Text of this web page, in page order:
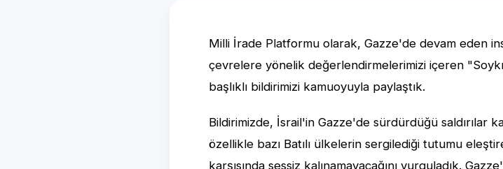
Milli İrade Platformu olarak, Gazze'de devam eden
çevrelere yönelik değerlendirmelerimizi içeren
başlıklı bildirimizi kamuoyuyla paylaştık.
Bildirimizde, İsrail'in Gazze'de sürdürdüğü saldırılar
özellikle bazı Batılı ülkelerin sergilediği tutumu
karşısında sessiz kalınamayacağını vurguladık.